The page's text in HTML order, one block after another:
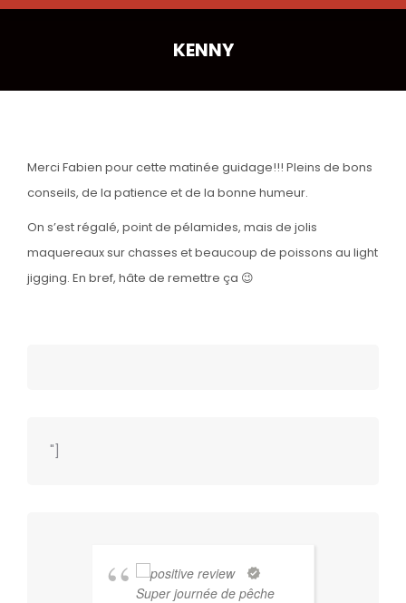
KENNY
Merci Fabien pour cette matinée guidage!!! Pleins de bons
conseils, de la patience et de la bonne humeur.
On s’est régalé, point de pélamides, mais de jolis
maquereaux sur chasses et beaucoup de poissons au light
jigging. En bref, hâte de remettre ça 😉
"]
Super journée de pêche